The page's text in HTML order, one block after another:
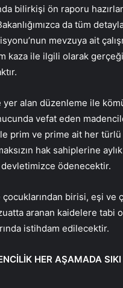
bilirkişi ön raporu
da tüm
mevzuya ait
ile ilgili olarak
alan düzenleme ile
vefat eden
prim ve prime ait her
hak sahiplerine
devletimizce ödenecektir.
birisi, eşi
aranan kaidelere tabi
istihdam edilecektir.
HER AŞAMADA